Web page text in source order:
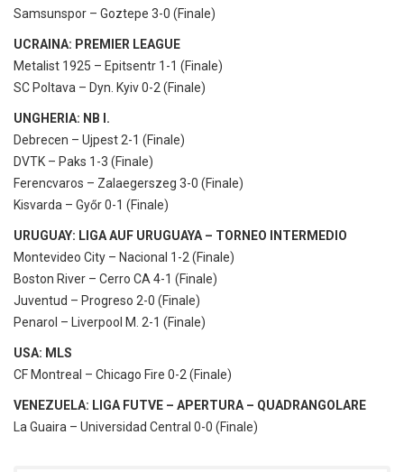
Samsunspor – Goztepe 3-0 (Finale)
UCRAINA: PREMIER LEAGUE
Metalist 1925 – Epitsentr 1-1 (Finale)
SC Poltava – Dyn. Kyiv 0-2 (Finale)
UNGHERIA: NB I.
Debrecen – Ujpest 2-1 (Finale)
DVTK – Paks 1-3 (Finale)
Ferencvaros – Zalaegerszeg 3-0 (Finale)
Kisvarda – Győr 0-1 (Finale)
URUGUAY: LIGA AUF URUGUAYA – TORNEO INTERMEDIO
Montevideo City – Nacional 1-2 (Finale)
Boston River – Cerro CA 4-1 (Finale)
Juventud – Progreso 2-0 (Finale)
Penarol – Liverpool M. 2-1 (Finale)
USA: MLS
CF Montreal – Chicago Fire 0-2 (Finale)
VENEZUELA: LIGA FUTVE – APERTURA – QUADRANGOLARE
La Guaira – Universidad Central 0-0 (Finale)